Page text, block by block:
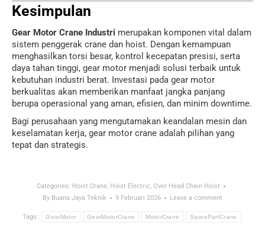
Kesimpulan
Gear Motor Crane Industri merupakan komponen vital dalam
sistem penggerak crane dan hoist. Dengan kemampuan
menghasilkan torsi besar, kontrol kecepatan presisi, serta
daya tahan tinggi, gear motor menjadi solusi terbaik untuk
kebutuhan industri berat. Investasi pada gear motor
berkualitas akan memberikan manfaat jangka panjang
berupa operasional yang aman, efisien, dan minim downtime.
Bagi perusahaan yang mengutamakan keandalan mesin dan
keselamatan kerja, gear motor crane adalah pilihan yang
tepat dan strategis.
Categories: Hoist Crane, Hoist Electric, Over Head Chain Hoist
By Buana Jaya Teknik 9 Februari 2026 Leave a comment
Tags: GearMotor GearMotorCrane MotorCrane SparePartCrane